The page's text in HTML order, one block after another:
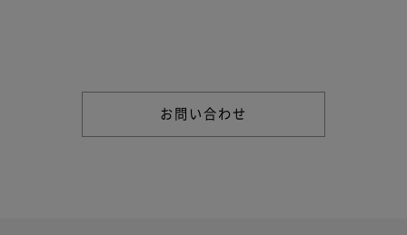
お問い合わせ